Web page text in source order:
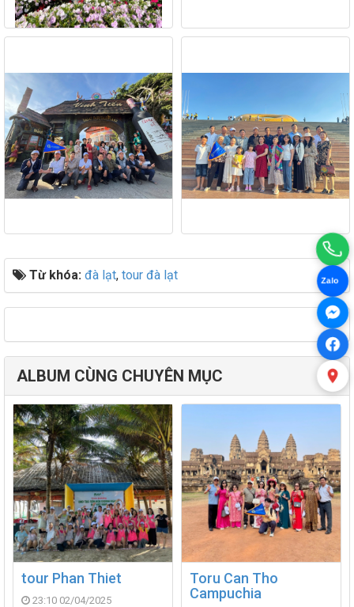
Từ khóa: đà lạt, tour đà lạt
ALBUM CÙNG CHUYÊN MỤC
tour Phan Thiet
23:10 02/04/2025
Toru Can Tho
Campuchia
Zalo